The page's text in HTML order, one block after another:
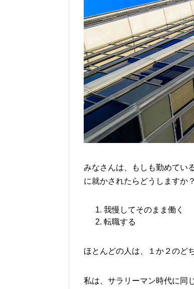
みなさんは、もしも勤めてい
に就かされたらどうしますか？
我慢してそのまま働く
転職する
ほとんどの人は、１か２のど
私は、サラリーマン時代に同